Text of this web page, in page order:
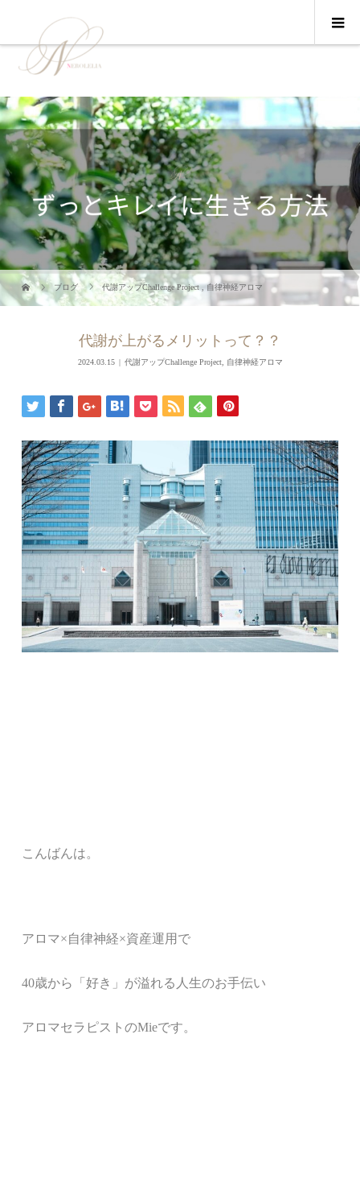
ブログ 代謝アップChallenge Project ,自律神経アロマ
代謝が上がるメリットって？？
2024.03.15 代謝アップChallenge Project, 自律神経アロマ
こんばんは。
アロマ×自律神経×資産運用で
40歳から「好き」が溢れる人生のお手伝い
アロマセラピストのMieです。